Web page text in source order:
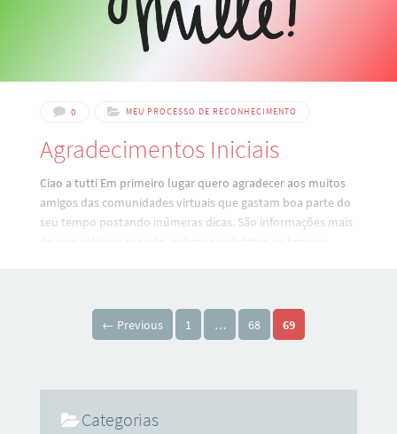
0 MEU PROCESSO DE RECONHECIMENTO
Agradecimentos Iniciais
Ciao a tutti Em primeiro lugar quero agradecer aos muitos
amigos das comunidades virtuais que gastam boa parte do
seu tempo postando inúmeras dicas. São informações mais
reunir num único espaço dicas, orientações e curiosidades
deste tao fascinante mundo que é o “mundo da cidadania
Paginação de posts
← Previous 1 … 68 69
Categorias